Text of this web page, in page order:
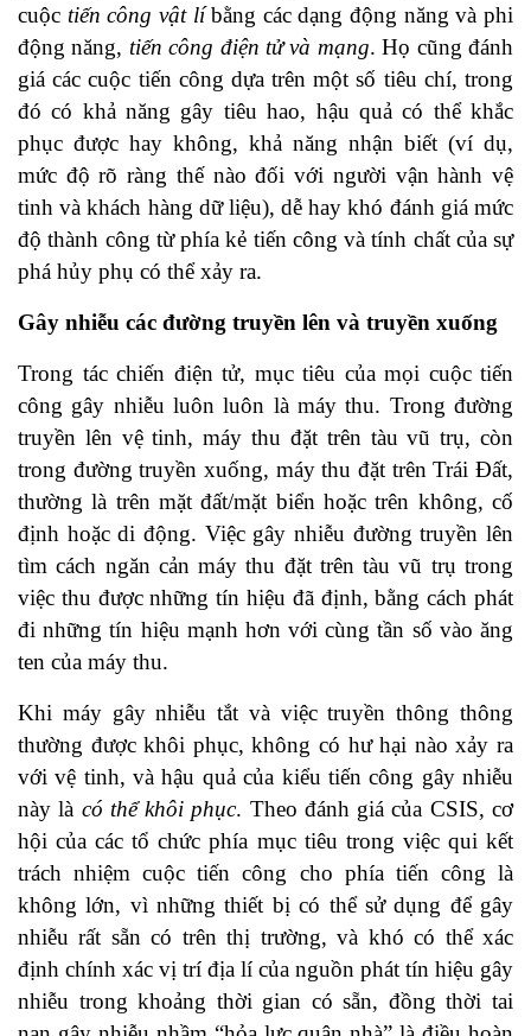
cuộc tiến công vật líbằng các dạng động năng và phi
động năng, tiến công điện tử và mạng. Họ cũng đánh
giá các cuộc tiến công dựa trên một số tiêu chí, trong
đó có khả năng gây tiêu hao, hậu quả có thể khắc
phục được hay không, khả năng nhận biết (ví dụ,
mức độ rõ ràng thế nào đối với người vận hành vệ
tinh và khách hàng dữ liệu), dễ hay khó đánh giá mức
độ thành công từ phía kẻ tiến công và tính chất của sự
phá hủy phụ có thể xảy ra.
Gây nhiễu các đường truyền lên và truyền xuống
Trong tác chiến điện tử, mục tiêu của mọi cuộc tiến
công gây nhiễu luôn luôn là máy thu. Trong đường
truyền lên vệ tinh, máy thu đặt trên tàu vũ trụ, còn
trong đường truyền xuống, máy thu đặt trên Trái Đất,
thường là trên mặt đất/mặt biển hoặc trên không, cố
định hoặc di động. Việc gây nhiễu đường truyền lên
tìm cách ngăn cản máy thu đặt trên tàu vũ trụ trong
việc thu được những tín hiệu đã định, bằng cách phát
đi những tín hiệu mạnh hơn với cùng tần số vào ăng
ten của máy thu.
Khi máy gây nhiễu tắt và việc truyền thông thông
thường được khôi phục, không có hư hại nào xảy ra
với vệ tinh, và hậu quả của kiểu tiến công gây nhiễu
này là có thể khôi phục. Theo đánh giá của CSIS, cơ
hội của các tổ chức phía mục tiêu trong việc qui kết
trách nhiệm cuộc tiến công cho phía tiến công là
không lớn, vì những thiết bị có thể sử dụng để gây
nhiễu rất sẵn có trên thị trường, và khó có thể xác
định chính xác vị trí địa lí của nguồn phát tín hiệu gây
nhiễu trong khoảng thời gian có sẵn, đồng thời tai